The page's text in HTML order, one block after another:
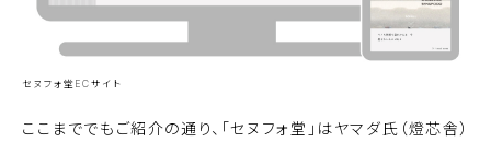
セヌフォ堂ECサイト
ここまででもご紹介の通り、「セヌフォ堂」はヤマダ氏（燈芯舎）